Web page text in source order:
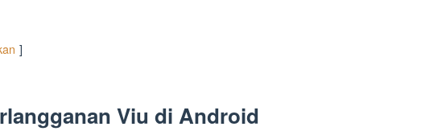
Viu di Android